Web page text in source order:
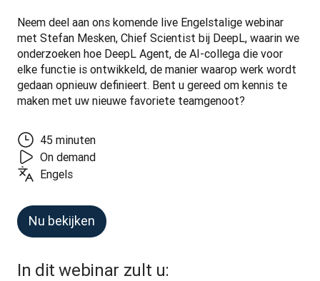
Neem deel aan ons komende live Engelstalige webinar
met Stefan Mesken, Chief Scientist bij DeepL, waarin we
onderzoeken hoe DeepL Agent, de AI-collega die voor
elke functie is ontwikkeld, de manier waarop werk wordt
gedaan opnieuw definieert. Bent u gereed om kennis te
maken met uw nieuwe favoriete teamgenoot?
45 minuten
On demand
Engels
Nu bekijken
In dit webinar zult u: